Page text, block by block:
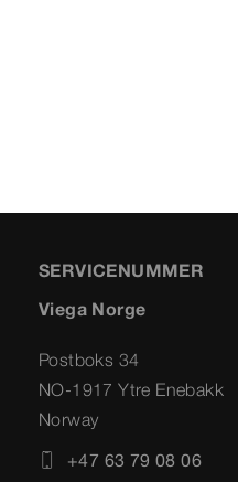
SERVICENUMMER
Viega Norge
Postboks 34
NO-1917 Ytre Enebakk
Norway
+47 63 79 08 06